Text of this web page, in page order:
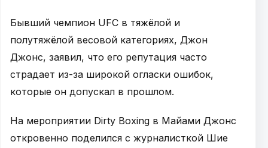
Бывший чемпион UFC в тяжёлой и
полутяжёлой весовой категориях, Джон
Джонс, заявил, что его репутация часто
страдает из-за широкой огласки ошибок,
которые он допускал в прошлом.
На мероприятии Dirty Boxing в Майами Джонс
откровенно поделился с журналисткой Шие